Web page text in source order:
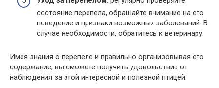
состояние перепела, обращайте внимание на его
поведение и признаки возможных заболеваний. В
случае необходимости, обратитесь к ветеринару.
Имея знания о перепеле и правильно организовывая его
содержание, вы сможете получить удовольствие от
наблюдения за этой интересной и полезной птицей.